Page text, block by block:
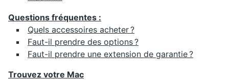
Questions fréquentes :
Quels accessoires acheter ?
Faut-il prendre des options ?
Faut-il prendre une extension de garantie ?
Trouvez votre Mac